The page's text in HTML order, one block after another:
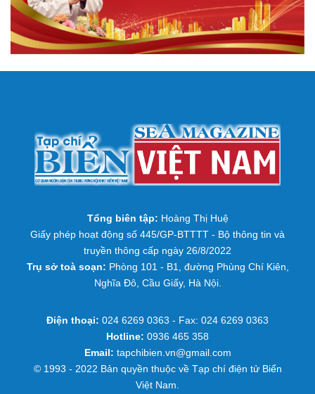
Tổng biên tập: Hoàng Thị Huệ
Giấy phép hoạt động số 445/GP-BTTTT - Bộ thông tin và
truyền thông cấp ngày 26/8/2022
Trụ sở toà soạn: Phòng 101 - B1, đường Phùng Chí Kiên,
Nghĩa Đô, Cầu Giấy, Hà Nội.
Điện thoại: 024 6269 0363 - Fax: 024 6269 0363
Hotline: 0936 465 358
Email: tapchibien.vn@gmail.com
© 1993 - 2022 Bản quyền thuộc về Tạp chí điện tử Biển
Việt Nam.